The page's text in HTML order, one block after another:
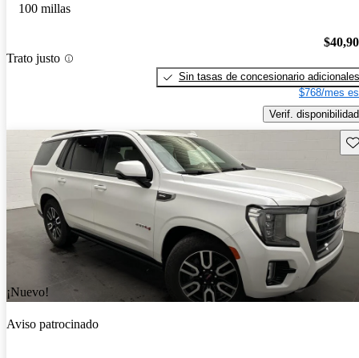
100 millas
Trato justo
Sin tasas de concesionario adicionales
$768/mes
Verif. disponibilidad
¡Nuevo!
Aviso patrocinado